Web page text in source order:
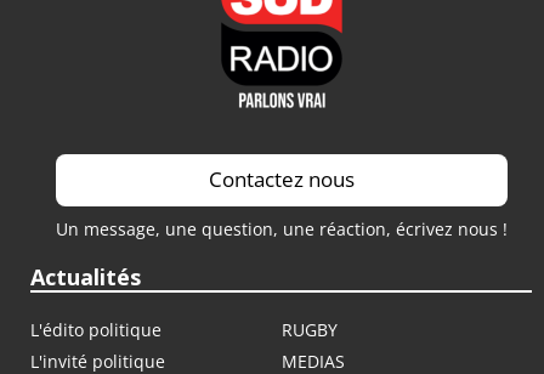
Contactez nous
Un message, une question, une réaction, écrivez nous !
Actualités
L'édito politique
RUGBY
L'invité politique
MEDIAS